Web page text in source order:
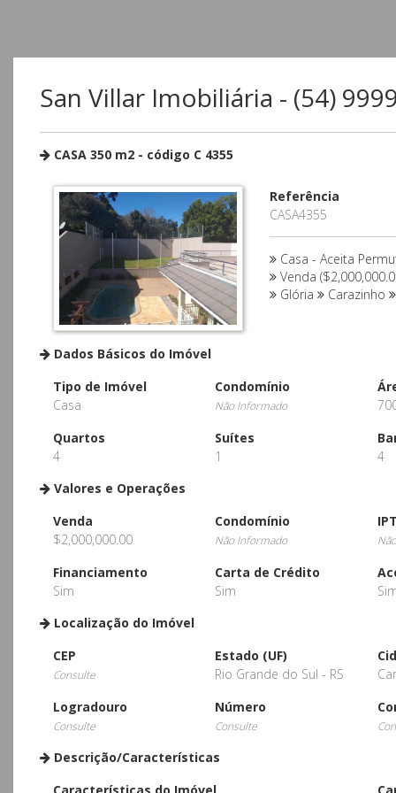
San Villar Imobiliária - (54)
CASA 350 m2 - código C 4355
Referência
CASA4355
Casa - Aceita
Venda
Glória
Carazinho
Dados Básicos do Imóvel
Tipo de Imóvel
Casa
Condomínio
Não Informado
Quartos
4
Suítes
1
4
Valores e Operações
Venda
$2,000,000.00
Condomínio
Não Informado
Financiamento
Sim
Carta de Crédito
Sim
Localização do Imóvel
CEP
Consulte
Estado (UF)
Rio Grande do Sul - RS
Logradouro
Consulte
Número
Consulte
Descrição/Características